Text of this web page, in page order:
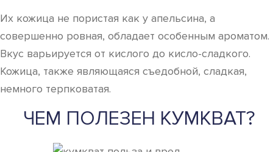
Их кожица не пористая как у апельсина, а
совершенно ровная, обладает особенным ароматом.
Вкус варьируется от кислого до кисло-сладкого.
Кожица, также являющаяся съедобной, сладкая,
немного терпковатая.
ЧЕМ ПОЛЕЗЕН КУМКВАТ?